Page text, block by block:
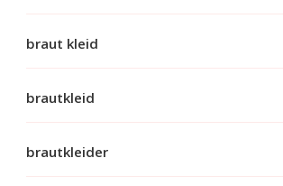
braut kleid
brautkleid
brautkleider